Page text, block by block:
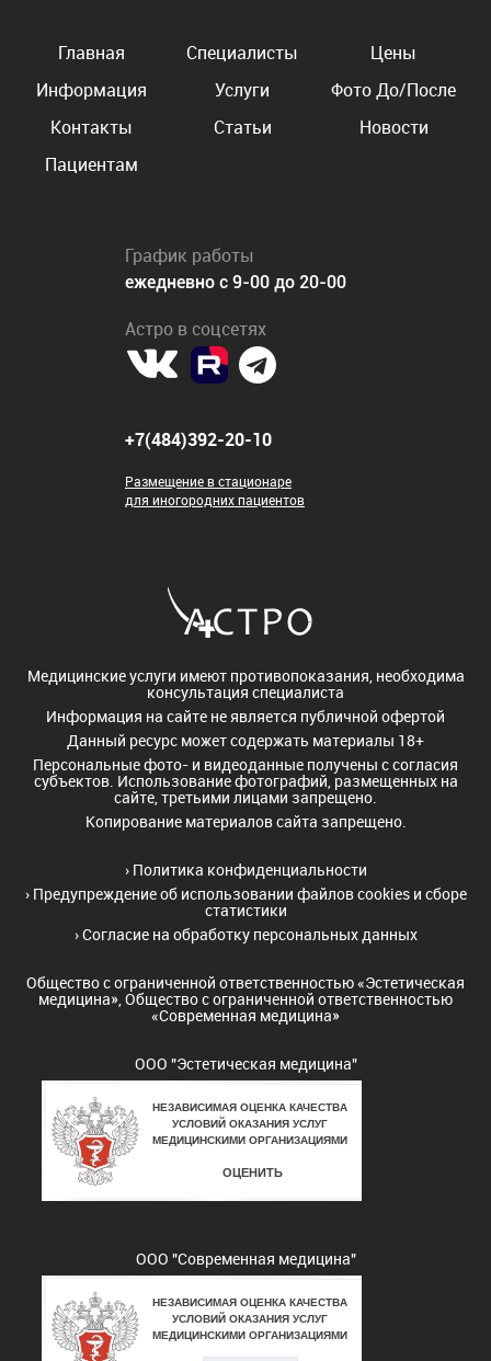
Главная Специалисты
Цены
Информация
Услуги
Фото До/После
Контакты
Статьи
Новости
Пациентам
График работы
ежедневно с 9-00 до 20-00
Астро в соцсетях
+7(484)392-20-10
Размещение в стационаре
для иногородних пациентов
Медицинские услуги имеют противопоказания, необходима
консультация специалиста
Информация на сайте не является публичной офертой
Данный ресурс может содержать материалы 18+
Персональные фото- и видеоданные получены с согласия
субъектов. Использование фотографий, размещенных на
сайте, третьими лицами запрещено.
Копирование материалов сайта запрещено.
› Политика конфиденциальности
› Предупреждение об использовании файлов cookies и сборе
статистики
›Согласие на обработку персональных данных
Общество с ограниченной ответственностью «Эстетическая
медицина», Общество с ограниченной ответственностью
«Современная медицина»
ООО "Эстетическая медицина"
ООО "Современная медицина"